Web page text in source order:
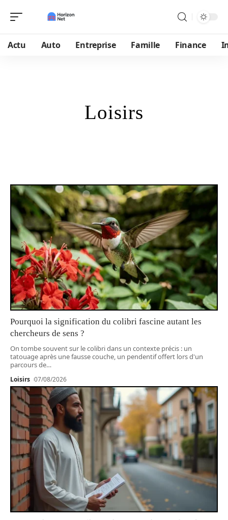
Actu Auto Entreprise Famille Finance
Loisirs
Pourquoi la signification du colibri fascine autant les
chercheurs de sens ?
On tombe souvent sur le colibri dans un contexte précis : un
tatouage après une fausse couche, un pendentif offert lors d'un
parcours de…
Loisirs 07/08/2026